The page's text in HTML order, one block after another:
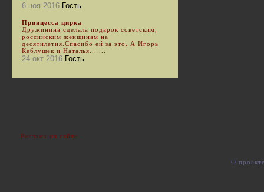
6 ноя 2016 Гость
Принцесса цирка
Дружинина сделала подарок советским,
российским женщинам на
десятилетия.Спасибо ей за это. А Игорь
Кеблушек и Наталья... ...
24 окт 2016 Гость
Реклама на сайте
О